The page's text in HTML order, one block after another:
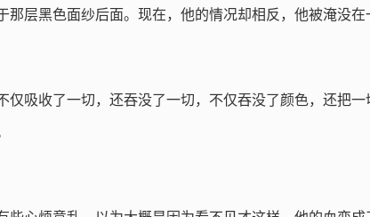
那层黑色面纱后面。现在，他的情况却相反，他被淹没在
仅吸收了一切，还吞没了一切，不仅吞没了颜色，还把